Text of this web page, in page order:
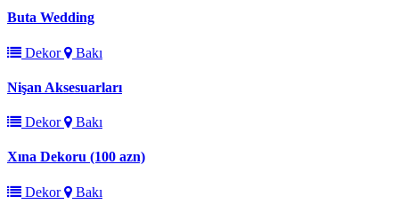
Buta Wedding
Dekor Bakı
Nişan Aksesuarları
Dekor Bakı
Xına Dekoru (100 azn)
Dekor Bakı